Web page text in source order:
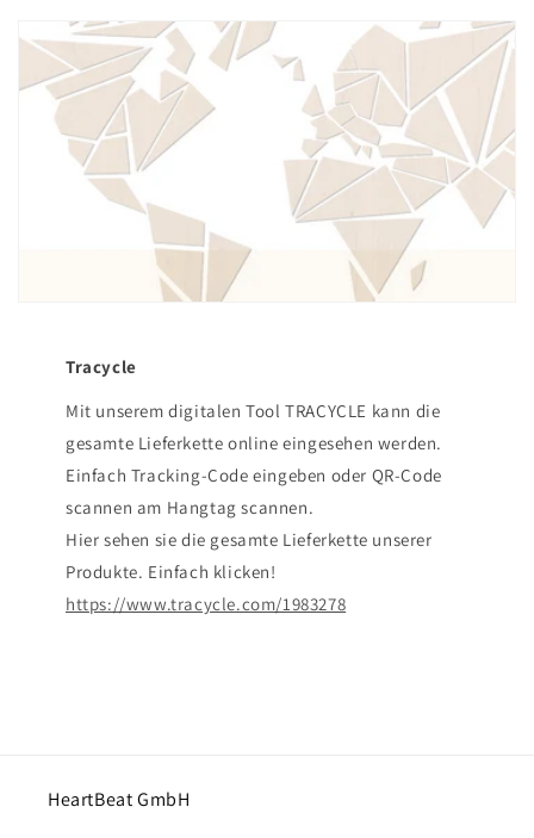
Tracycle
Mit unserem digitalen Tool TRACYCLE kann die
gesamte Lieferkette online eingesehen werden.
Einfach Tracking-Code eingeben oder QR-Code
scannen am Hangtag scannen.
Hier sehen sie die gesamte Lieferkette unserer
Produkte. Einfach klicken!
https://www.tracycle.com/1983278
HeartBeat GmbH